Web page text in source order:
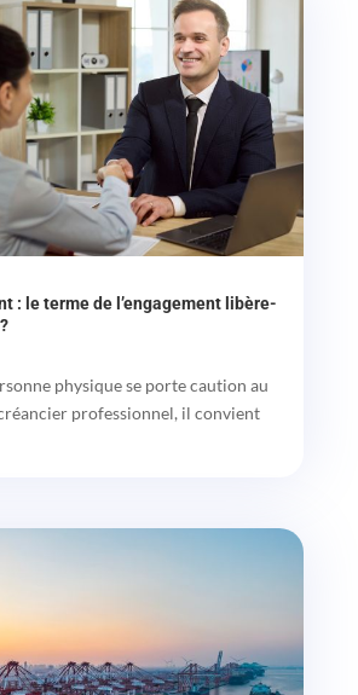
: le terme de l’engagement libère-
physique se porte caution au
professionnel, il convient